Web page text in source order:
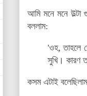
আমি মনে মনে
বললাম:
'ওহ, তাহলে
সুখি। কারণ
কসম এটাই